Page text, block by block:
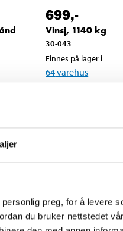
preg, for å levere
du bruker nettstedet
699,-
Vinsj, 1140 kg
30-043
Finnes på lager i
64varehus